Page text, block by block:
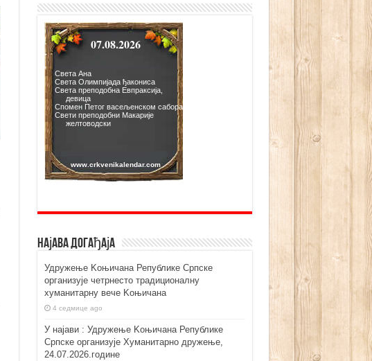
Најава догађаја
Удружење Kоњичана Републике Српске
организује четрнесто традиционалну
хуманитарну вече Kоњичана
4 седмице ago
У најави : Удружење Kоњичана Републике
Српске организује Хуманитарно дружење,
24.07.2026.године